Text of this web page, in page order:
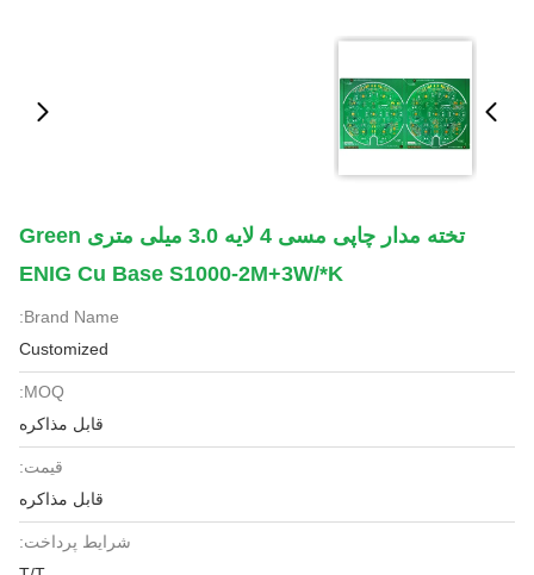
تخته مدار چاپی مسی 4 لایه 3.0 میلی متری Green
ENIG Cu Base S1000-2M+3W/*k
Brand Name:
Customized
MOQ:
قابل مذاکره
قیمت:
قابل مذاکره
شرایط پرداخت: